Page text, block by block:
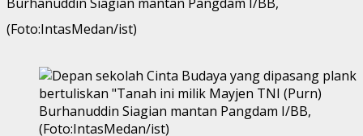
(Foto:IntasMedan/ist)